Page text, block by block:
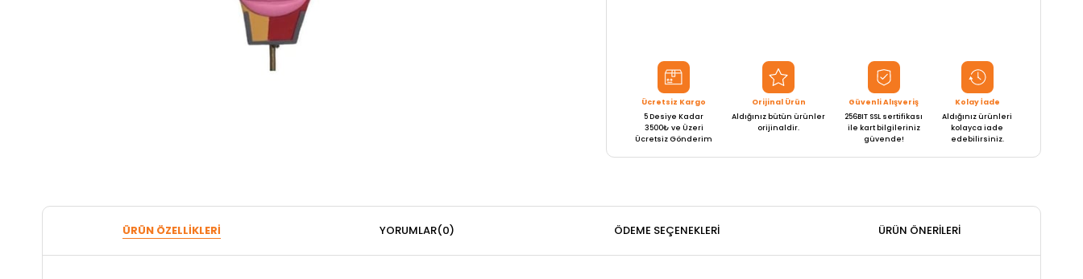
Ücretsiz Kargo
5 Desiye Kadar
3500₺ ve Üzeri
Ücretsiz Gönderim
Orijinal Ürün
Aldığınız bütün ürünler
orijinaldir.
Güvenli Alışveriş
256BIT SSL sertifikası
ile kart bilgileriniz
güvende!
Kolay İade
Aldığınız ürünleri
kolayca iade
edebilirsiniz.
ÜRÜN ÖZELLIKLERI YORUMLAR(0) ÖDEME SEÇENEKLERI ÜRÜN ÖNERILERI